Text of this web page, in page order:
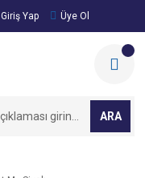
Giriş Yap Üye Ol
ARA